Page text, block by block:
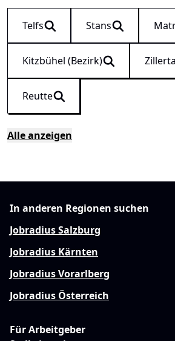
Telfs Stans
Kitzbühel (Bezirk)
Reutte
Alle anzeigen
In anderen Regionen suchen
Jobradius Salzburg
Jobradius Kärnten
Jobradius Vorarlberg
Jobradius Österreich
Für Arbeitgeber